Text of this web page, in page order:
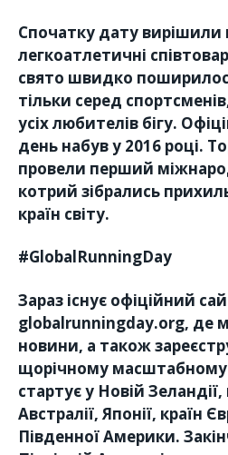
Спочатку дату вирішили
легкоатлетичні
свято швидко
тільки серед
усіх любителів бігу.
день набув у 2016 році.
провели перший
котрий зібрались
країн світу.
#GlobalRunningDay
Зараз існує офіційний
globalrunningday.org, де
новини, а також
щорічному масштабному
стартує у Новій
Австралії, Японії, країн
Південної Америки.